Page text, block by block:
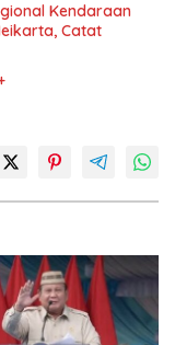
Kendaraan
Catat